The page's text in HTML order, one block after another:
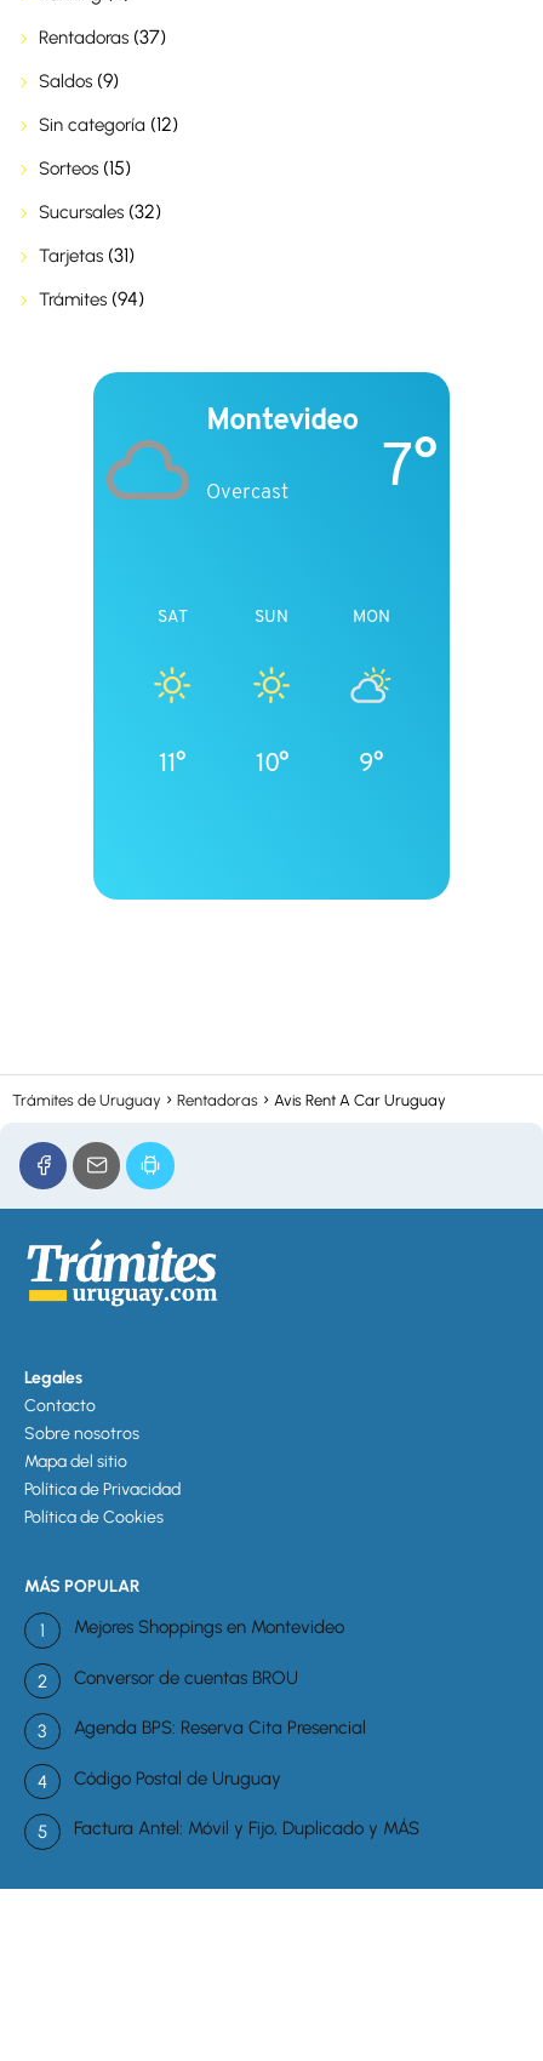
Rentadoras (37)
Saldos (9)
Sin categoría (12)
Sorteos (15)
Sucursales (32)
Tarjetas (31)
Trámites (94)
Montevideo
Overcast 7°
SAT
11°
SUN
10°
MON
9°
Trámites de Uruguay Rentadoras Avis Rent A Car Uruguay
Legales
Contacto
Sobre nosotros
Mapa del sitio
Política de Privacidad
Política de Cookies
MÁS POPULAR
Mejores Shoppings en Montevideo
Conversor de cuentas BROU
Agenda BPS: Reserva Cita Presencial
Código Postal de Uruguay
Factura Antel: Móvil y Fijo, Duplicado y MÁS